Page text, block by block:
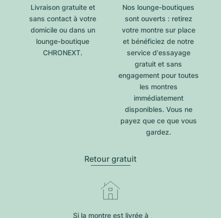
Livraison gratuite et
sans contact à votre
domicile ou dans un
lounge-boutique
CHRONEXT.
Nos lounge-boutiques
sont ouverts : retirez
votre montre sur place
et bénéficiez de notre
service d'essayage
gratuit et sans
engagement pour toutes
les montres
immédiatement
disponibles. Vous ne
payez que ce que vous
gardez.
Retour gratuit
Si la montre est livrée à